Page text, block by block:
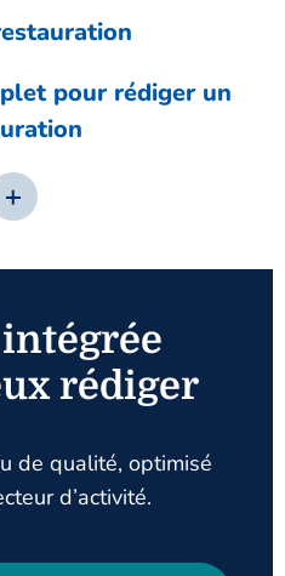
pour rédiger un
rédiger
de qualité, optimisé
d’activité.